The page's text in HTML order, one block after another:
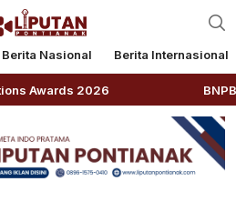
Berita Nasional Berita Internasional
2026 BNPB: Kalbar